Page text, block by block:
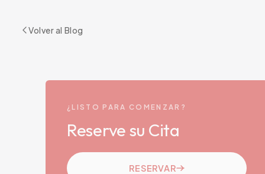
Volver al Blog
¿LISTO PARA COMENZAR?
Reserve su Cita
RESERVAR